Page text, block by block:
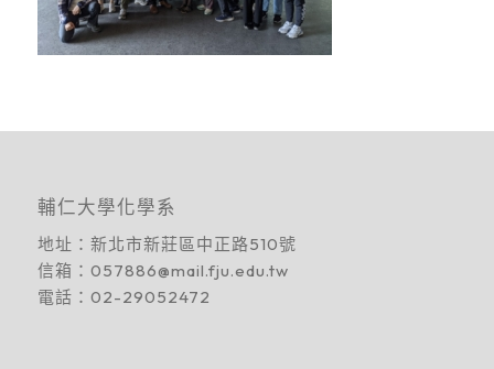
輔仁大學化學系
地址： 新北市新莊區中正路510號
信箱： 057886@mail.fju.edu.tw
電話： 02-29052472